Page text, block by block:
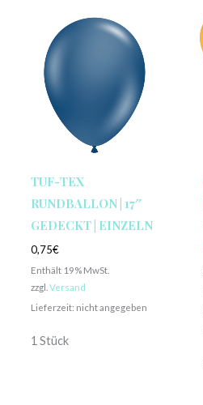
TUF-TEX
RUNDBALLON | 17″
GEDECKT | EINZELN
0,75€
Enthält 19% MwSt.
zzgl. Versand
Lieferzeit: nicht angegeben
1 Stück